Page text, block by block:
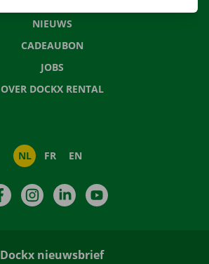
NIEUWS
CADEAUBON
JOBS
OVER DOCKX RENTAL
NL FR EN
FacebookInstagramLinkedIn
Dockx nieuwsbrief